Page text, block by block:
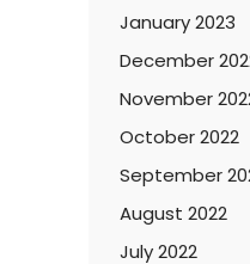
January 2023
December
November
October 2022
September
August 2022
July 2022